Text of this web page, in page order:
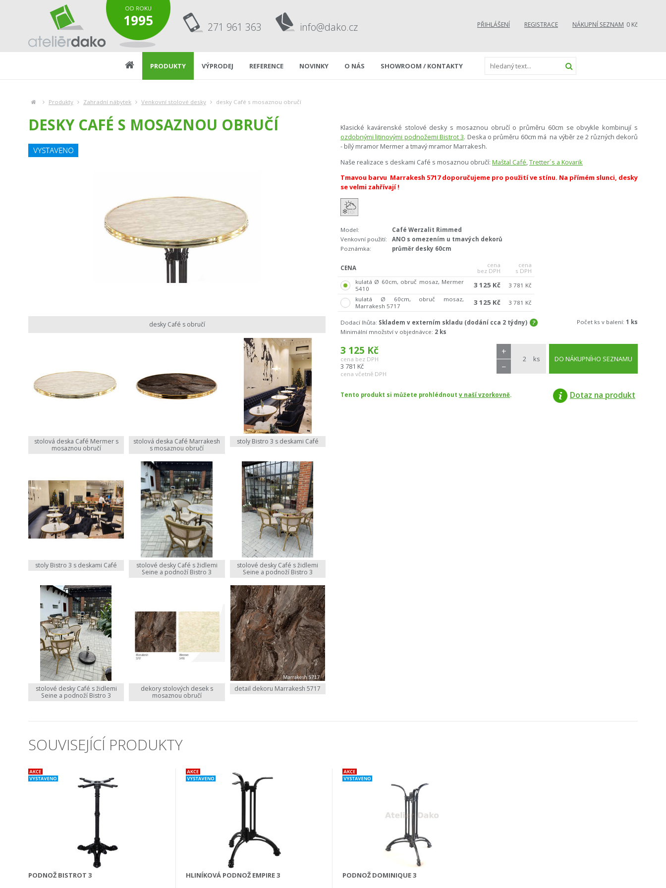
OD ROKU
1995 271 961 363 info@dako.cz PŘIHLÁŠENÍ REGISTRACE NÁKUPNÍ SEZNAM 0 Kč
PRODUKTY VÝPRODEJ REFERENCE NOVINKY O NÁS SHOWROOM / KONTAKTY
Produkty Zahradní nábytek Venkovní stolové desky desky Café s mosaznou obručí
DESKY CAFÉ S MOSAZNOU OBRUČÍ
desky Café s obručí
stolová deska Café Mermer s
mosaznou obručí
stolová deska Café Marrakesh
s mosaznou obručí
stoly Bistro 3 s deskami Café
stoly Bistro 3 s deskami Café
stolové desky Café s židlemi
Seine a podnoží Bistro 3
stolové desky Café s židlemi
Seine a podnoží Bistro 3
stolové desky Café s židlemi
Seine a podnoží Bistro 3
dekory stolových desek s
mosaznou obručí
detail dekoru Marrakesh 5717
Klasické kavárenské stolové desky s mosaznou obručí o průměru 60cm se obvykle kombinují s
ozdobnými litinovými podnožemi Bistrot 3. Deska o průměru 60cm má na výběr ze 2 různých dekorů
- bílý mramor Mermer a tmavý mramor Marrakesh.
Naše realizace s deskami Café s mosaznou obručí: Maštal Café Tretter´s a Kovarik
Tmavou barvu Marrakesh 5717 doporučujeme pro použití ve stínu. Na přímém slunci, desky
se velmi zahřívají !
Model:
Café Werzalit Rimmed
Venkovní použití:
ANO s omezením u tmavých dekorů
Poznámka:
průměr desky 60cm
CENA
cena
bez DPH
cena
s DPH
kulatá Ø 60cm, obruč mosaz, Mermer
5410
3 125 Kč
3 781 Kč
kulatá Ø 60cm, obruč mosaz,
Marrakesh 5717
3 125 Kč 3 781 Kč
Dodací lhůta: Skladem v externím skladu (dodání cca 2 týdny) Počet ks v balení: 1 ks
Minimální množství v objednávce: 2 ks
3 125 Kč
cena bez DPH
3 781 Kč
cena včetně DPH
ks
+
−
DO NÁKUPNÍHO SEZNAMU
Tento produkt si můžete prohlédnout v naší vzorkovně. Dotaz na produkt
SOUVISEJÍCÍ PRODUKTY
PODNOŽ BISTROT 3 HLINÍKOVÁ PODNOŽ EMPIRE 3 PODNOŽ DOMINIQUE 3